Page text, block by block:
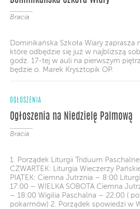
Bracia
Dominikańska Szkoła Wiary zaprasza
które odbędzie się już w najbliższą
godz. 17-tej w auli na pierwszym
będzie o. Marek Krysztopik OP.
OGŁOSZENIA
Ogłoszenia na Niedzielę Palmową
Bracia
1. Porządek Liturgii Triduum
CZWARTEK: Liturgia Wieczerzy
PIĄTEK: Ciemna Jutrznia – 8:00
17:00 – WIELKA SOBOTA Ciemna
– 18:00 Wigilia Paschalna – 22:00 (
pokarmów) 2. Porządek spowiedzi w